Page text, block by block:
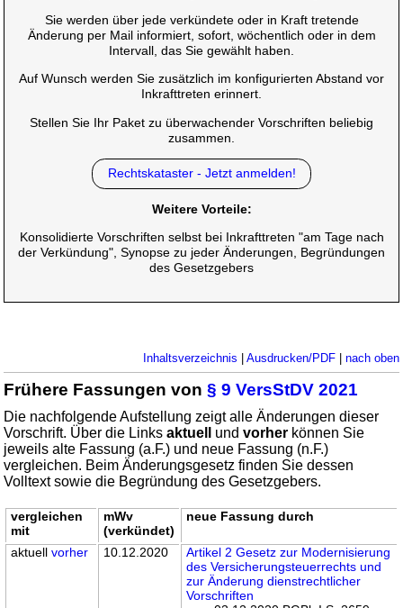
Sie werden über jede verkündete oder in Kraft tretende
Änderung per Mail informiert, sofort, wöchentlich oder in dem
Intervall, das Sie gewählt haben.
Auf Wunsch werden Sie zusätzlich im konfigurierten Abstand vor
Inkrafttreten erinnert.
Stellen Sie Ihr Paket zu überwachender Vorschriften beliebig
zusammen.
Rechtskataster - Jetzt anmelden!
Weitere Vorteile:
Konsolidierte Vorschriften selbst bei Inkrafttreten "am Tage nach
der Verkündung", Synopse zu jeder Änderungen, Begründungen
des Gesetzgebers
Inhaltsverzeichnis Ausdrucken/PDF| nach oben
Frühere Fassungen von§ 9 VersStDV 2021
Die nachfolgende Aufstellung zeigt alle Änderungen dieser
Vorschrift. Über die Linksaktuell undvorher können Sie
jeweils alte Fassung (a.F.) und neue Fassung (n.F.)
vergleichen. Beim Änderungsgesetz finden Sie dessen
Volltext sowie die Begründung des Gesetzgebers.
vergleichen
mit
mWv
(verkündet)
neue Fassung durch
aktuellvorher 10.12.2020
Artikel 2 Gesetz zur Modernisierung
des Versicherungsteuerrechts und
zur Änderung dienstrechtlicher
Vorschriften